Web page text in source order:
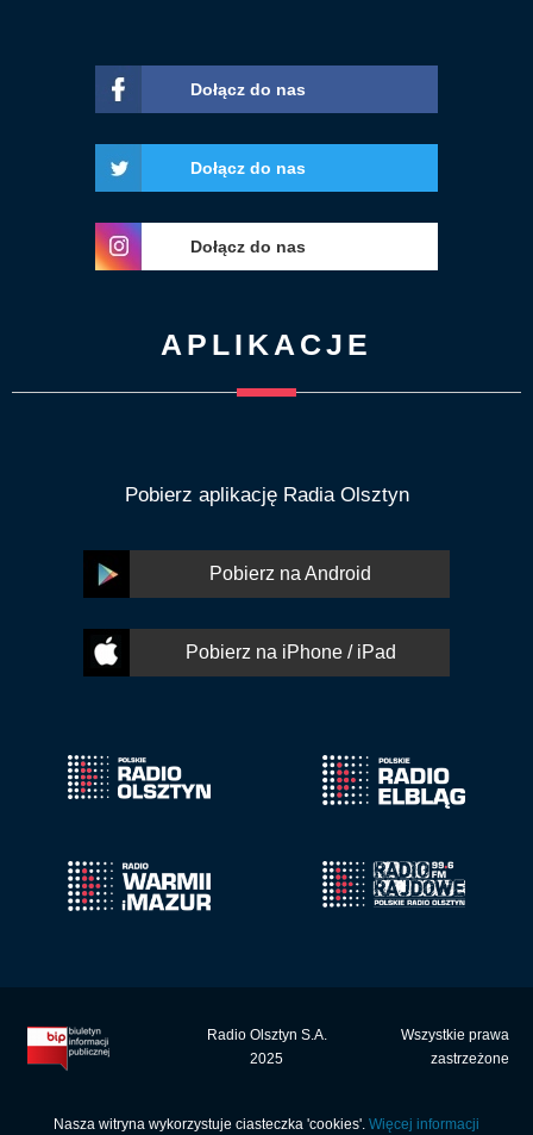
Dołącz do nas
Dołącz do nas
Dołącz do nas
APLIKACJE
Pobierz aplikację Radia Olsztyn
Pobierz na Android
Pobierz na iPhone / iPad
Radio Olsztyn S.A.
2025
Wszystkie prawa
zastrzeżone
Nasza witryna wykorzystuje ciasteczka 'cookies'. Więcej informacji